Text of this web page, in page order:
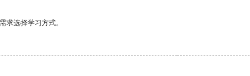
求选择学习方式。